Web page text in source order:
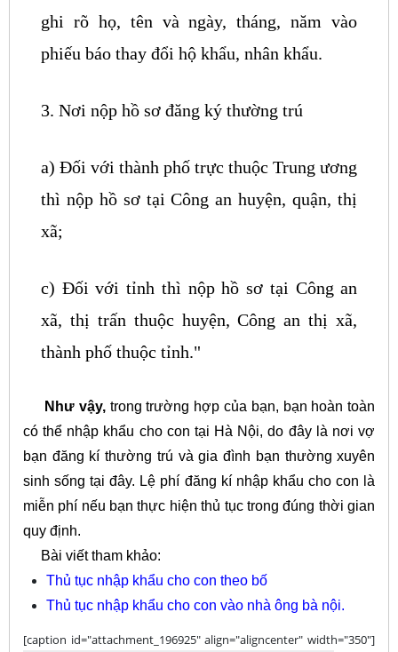
ghi rõ họ, tên và ngày, tháng, năm vào
phiếu báo thay đổi hộ khẩu, nhân khẩu.
3. Nơi nộp hồ sơ đăng ký thường trú
a) Đối với thành phố trực thuộc Trung ương
thì nộp hồ sơ tại Công an huyện, quận, thị
xã;
c) Đối với tỉnh thì nộp hồ sơ tại Công an
xã, thị trấn thuộc huyện, Công an thị xã,
thành phố thuộc tỉnh."
Như vậy,trong trường hợp của bạn, bạn hoàn toàn
có thể nhập khẩu cho con tại Hà Nội, do đây là nơi vợ
bạn đăng kí thường trú và gia đình bạn thường xuyên
sinh sống tại đây. Lệ phí đăng kí nhập khẩu cho con là
miễn phí nếu bạn thực hiện thủ tục trong đúng thời gian
quy định.
Bài viết tham khảo:
Thủ tục nhập khẩu cho con theo bố
Thủ tục nhập khẩu cho con vào nhà ông bà nội.
[caption id="attachment_196925" align="aligncenter" width="350"]